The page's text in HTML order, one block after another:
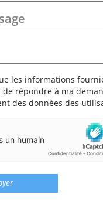
les informations
répondre à ma
des données des